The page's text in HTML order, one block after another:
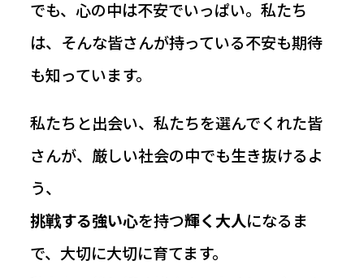
でも、心の中は不安でいっぱい。私たち
は、そんな皆さんが持っている不安も期待
も知っています。
私たちと出会い、私たちを選んでくれた皆
さんが、厳しい社会の中でも生き抜けるよ
う、
挑戦する強い心を持つ輝く大人になるま
で、大切に大切に育てます。